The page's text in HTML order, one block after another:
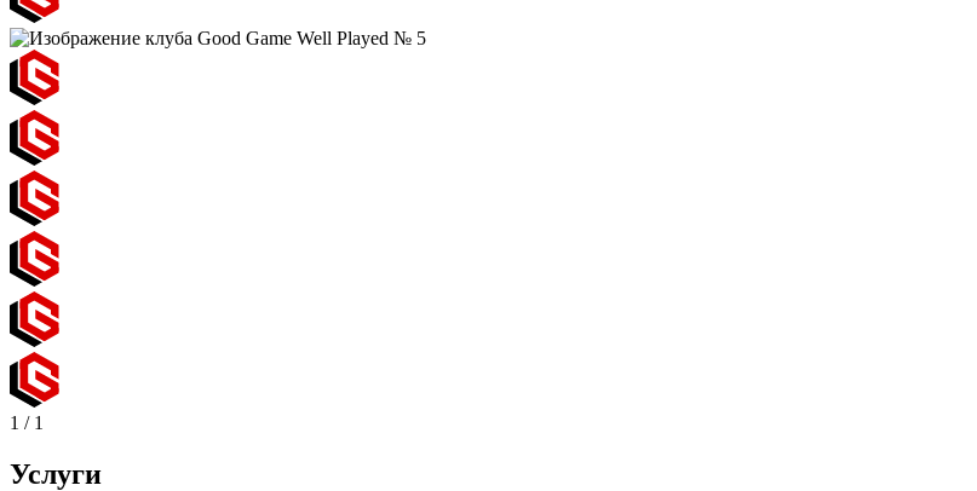
1 / 1
Услуги